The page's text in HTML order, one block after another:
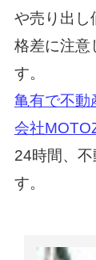
や売り出し
格差に注意
す。
亀有で不動
会社
24時間、
す。